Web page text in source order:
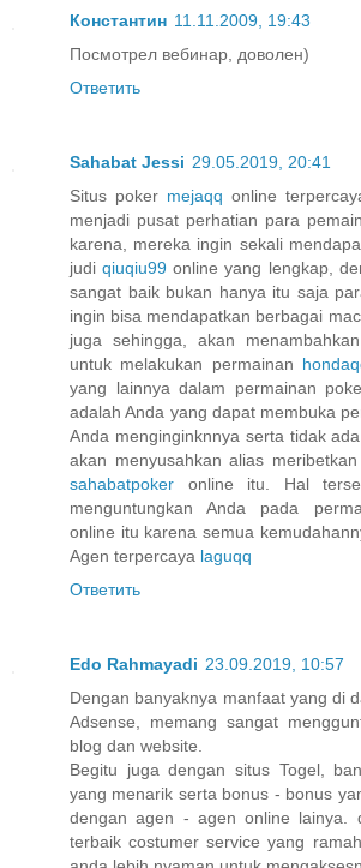
Константин 11.11.2009, 19:43
Посмотрел вебинар, доволен)
Ответить
Sahabat Jessi 29.05.2019, 20:41
Situs poker mejaqq online
menjadi pusat perhatian para
karena, mereka ingin sekali
judiqiuqiu99 online yang lengkap,
sangat baik bukan hanya itu saja
ingin bisa mendapatkan berbagai
juga sehingga, akan
untuk melakukan permainan
yang lainnya dalam permainan
adalah Anda yang dapat membuka
Anda menginginknnya serta tidak
akan menyusahkan alias
sahabatpoker online itu. Hal
menguntungkan Anda pada
online itu karena semua
Agen terpercaya laguqq
Ответить
Edo Rahmayadi 23.09.2019, 10:57
Dengan banyaknya manfaat yang di
Adsense, memang sangat
blog dan website.
Begitu juga dengan situs Togel,
yang menarik serta bonus - bonus
dengan agen - agen online lainya.
terbaik costumer service yang